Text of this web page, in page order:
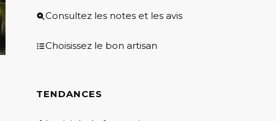
Consultez les notes et les avis
Choisissez le bon artisan
TENDANCES